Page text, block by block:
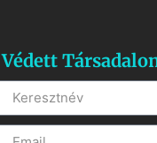
Védett